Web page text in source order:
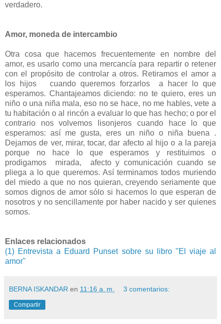
verdadero.
Amor, moneda de intercambio
Otra cosa que hacemos frecuentemente en nombre del
amor, es usarlo como una mercancía para repartir o retener
con el propósito de controlar a otros. Retiramos el amor a
los hijos cuando queremos forzarlos a hacer lo que
esperamos. Chantajeamos diciendo: no te quiero, eres un
niño o una niña mala, eso no se hace, no me hables, vete a
tu habitación o al rincón a evaluar lo que has hecho; o por el
contrario nos volvemos lisonjeros cuando hace lo que
esperamos: así me gusta, eres un niño o niña buena .
Dejamos de ver, mirar, tocar, dar afecto al hijo o a la pareja
porque no hace lo que esperamos y restituimos o
prodigamos mirada, afecto y comunicación cuando se
pliega a lo que queremos. Así terminamos todos muriendo
del miedo a que no nos quieran, creyendo seriamente que
somos dignos de amor sólo si hacemos lo que esperan de
nosotros y no sencillamente por haber nacido y ser quienes
somos.
Enlaces relacionados
(1) Entrevista a Eduard Punset sobre su libro "El viaje al
amor"
BERNA ISKANDAR en 11:16 a. m. 3 comentarios:
Compartir